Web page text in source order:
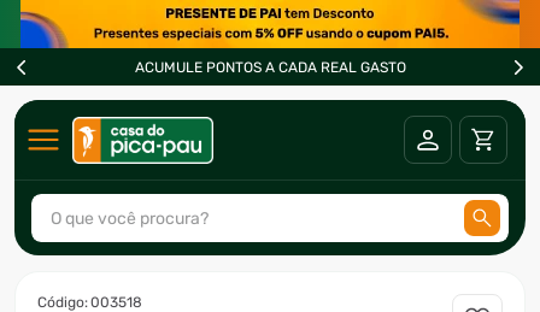
ACUMULE PONTOS A CADA REAL GASTO
O que você procura?
:003518